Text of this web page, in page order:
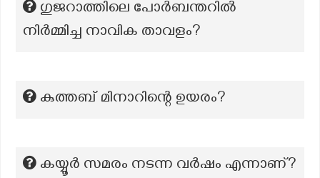
ഗുജറാത്തിലെ പോർബന്തറിൽ
നിർമ്മിച്ച നാവിക താവളം?
കുത്തബ് മിനാറിന്റെ ഉയരം?
കയ്യൂര്‍ സമരം നടന്ന വര്‍ഷം എന്നാണ്?